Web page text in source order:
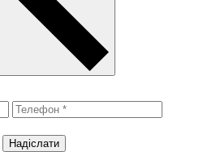
Надiслати